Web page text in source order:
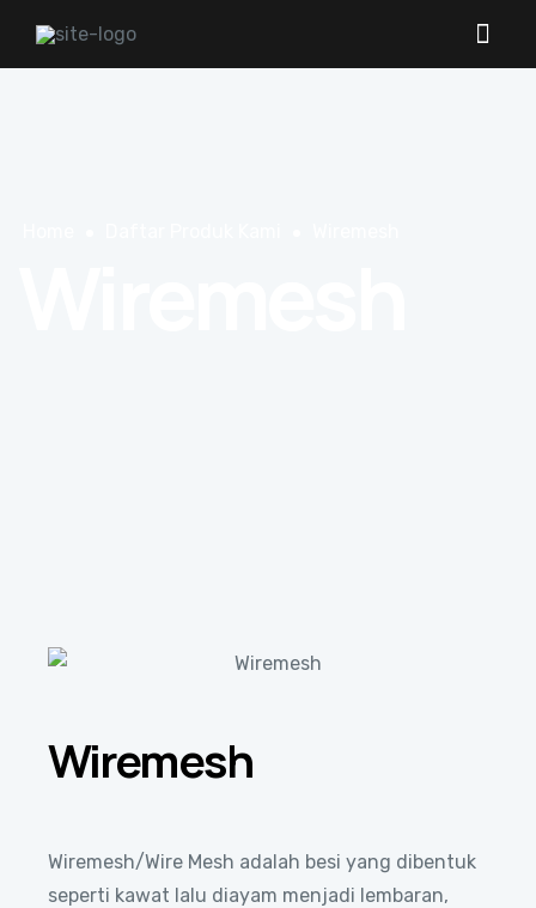
Wiremesh
Wiremesh/Wire Mesh adalah besi yang dibentuk
seperti kawat lalu diayam menjadi lembaran,